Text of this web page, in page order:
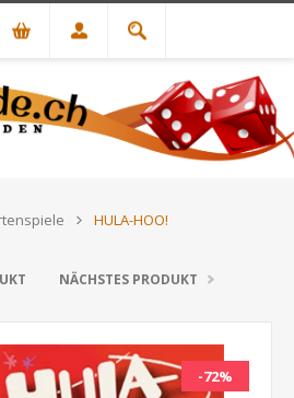
HULA-HOO!
NÄCHSTES PRODUKT
-72%